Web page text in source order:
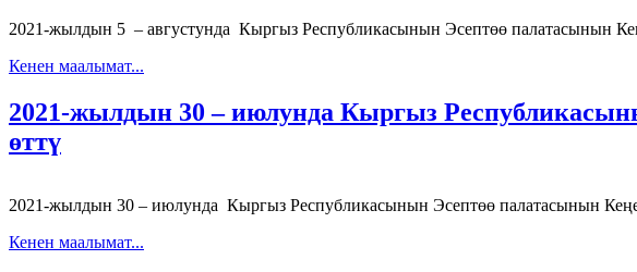
2021-жылдын 5 – августунда Кыргыз Республикасынын Эсептөө палатасынын
Кенен маалымат...
2021-жылдын 30 – июлунда Кыргыз
өттү
2021-жылдын 30 – июлунда Кыргыз Республикасынын Эсептөө палатасынын
Кенен маалымат...